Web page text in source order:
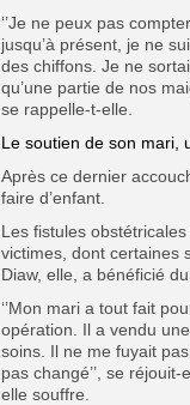
‘’Je ne peux pas
jusqu’à présent, je ne
des chiffons. Je ne
qu’une partie de nos
se rappelle-t-elle.
Le soutien de son mari,
Après ce dernier
faire d’enfant.
Les fistules
victimes, dont certaines
Diaw, elle, a bénéficié du
‘’Mon mari a tout fait
opération. Il a vendu
soins. Il ne me fuyait
pas changé’’, se
elle souffre.